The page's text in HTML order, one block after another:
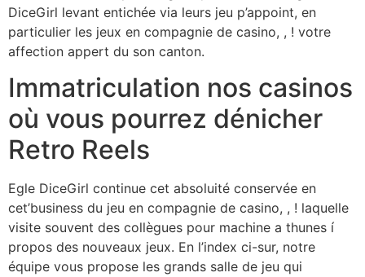
DiceGirl levant entichée via leurs jeu p’appoint, en
particulier les jeux en compagnie de casino, , ! votre
affection appert du son canton.
Immatriculation nos casinos
où vous pourrez dénicher
Retro Reels
Egle DiceGirl continue cet absoluité conservée en
cet’business du jeu en compagnie de casino, , ! laquelle
visite souvent des collègues pour machine a thunes í
propos des nouveaux jeux. En l’index ci-sur, notre
équipe vous propose les grands salle de jeu qui